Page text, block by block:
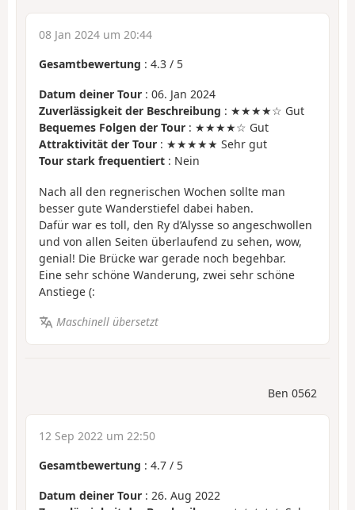
08 Jan 2024 um 20:44
Gesamtbewertung : 4.3 / 5
Datum deiner Tour : 06. Jan 2024
Zuverlässigkeit der Beschreibung : ★★★★☆ Gut
Bequemes Folgen der Tour : ★★★★☆ Gut
Attraktivität der Tour : ★★★★★ Sehr gut
Tour stark frequentiert : Nein
Nach all den regnerischen Wochen sollte man
besser gute Wanderstiefel dabei haben.
Dafür war es toll, den Ry d’Alysse so angeschwollen
und von allen Seiten überlaufend zu sehen, wow,
genial! Die Brücke war gerade noch begehbar.
Eine sehr schöne Wanderung, zwei sehr schöne
Anstiege (:
Maschinell übersetzt
Ben 0562
12 Sep 2022 um 22:50
Gesamtbewertung : 4.7 / 5
Datum deiner Tour : 26. Aug 2022